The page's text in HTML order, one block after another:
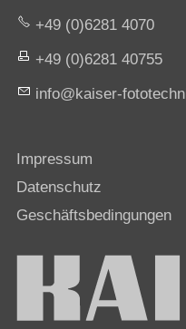
+49 (0)6281 4070
+49 (0)6281 40755
nf
k s r-f t t chn
Impressum
Datenschutz
Geschäftsbedingungen